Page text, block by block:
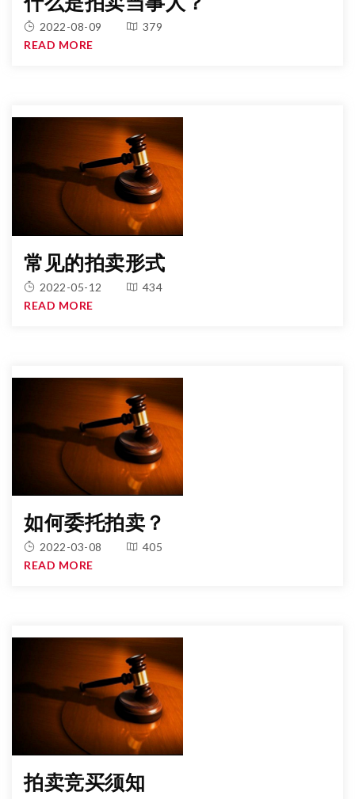
2022-08-09
379
READ MORE
常见的拍卖形式
2022-05-12
434
READ MORE
如何委托拍卖？
2022-03-08
405
READ MORE
拍卖竞买须知